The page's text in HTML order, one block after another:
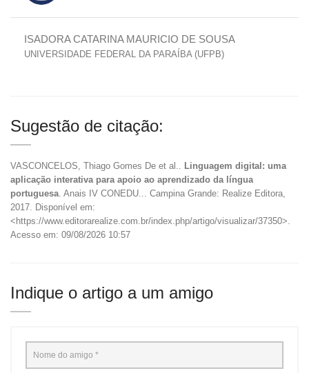
ISADORA CATARINA MAURICIO DE SOUSA
UNIVERSIDADE FEDERAL DA PARAÍBA (UFPB)
Sugestão de citação:
VASCONCELOS, Thiago Gomes De et al..
Linguagem digital: uma
aplicação interativa para apoio ao aprendizado da língua
portuguesa . Anais IV CONEDU... Campina Grande: Realize Editora,
2017. Disponível em:
<https://www.editorarealize.com.br/index.php/artigo/visualizar/37350>.
Acesso em: 09/08/2026 10:57
Indique o artigo a um amigo